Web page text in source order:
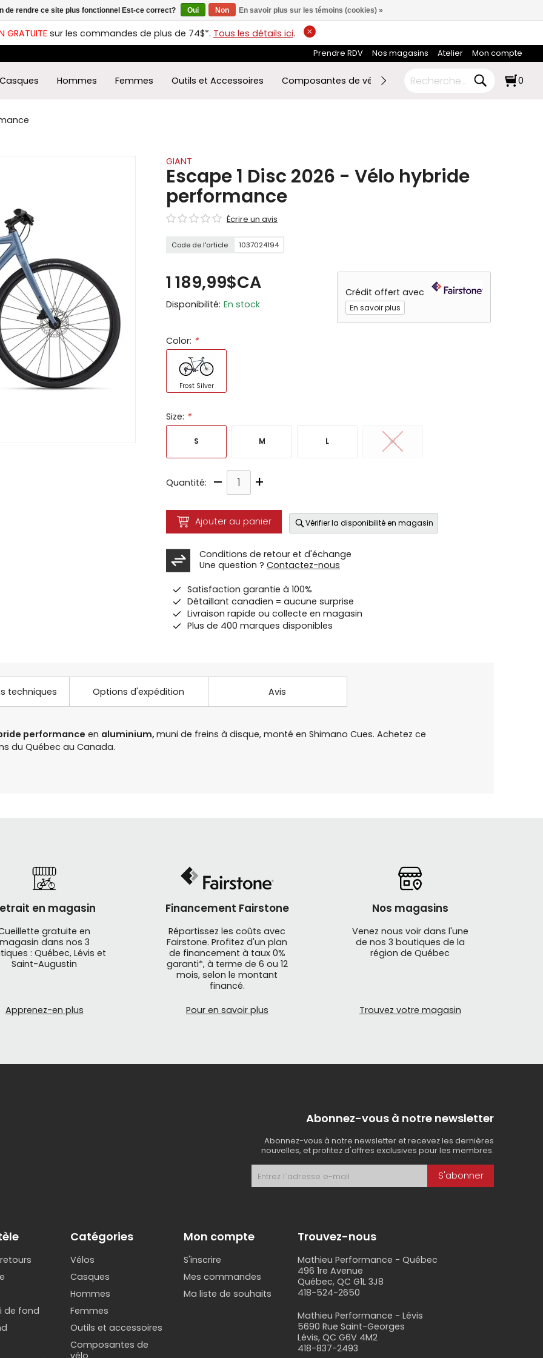
GRATUITEsur les commandes de plus de 74$*. Tous les détails ici.
Prendre RDV Nos magasins Atelier Mon compte
Casques Hommes Femmes Outils et Accessoires Composantes de vélo Ski de fond RABAIS FIN DE
0
GIANT
Escape 1 Disc 2026 - Vélo hybride
performance
Écrire un avis
Code de l'article 1037024194
1 189,99$CA
Disponibilité: En stock
Crédit offert avec
En savoir plus
Color: *
Frost Silver
Size: *
S M L XL
Quantité: – +
Ajouter au panier Vérifier la disponibilité en magasin
Conditions de retour et d'échange
Une question ? Contactez-nous
Satisfaction garantie à 100%
Détaillant canadien = aucune surprise
Livraison rapide ou collecte en magasin
Plus de 400 marques disponibles
techniques Options d'expédition Avis
performance en aluminium, muni de freins à disque, monté en Shimano Cues. Achetez ce
du Québec au Canada.
en magasin
gratuite en
magasin dans nos 3
: Québec, Lévis et
Saint-Augustin
Apprenez-en plus
Financement Fairstone
Répartissez les coûts avec
Fairstone. Profitez d'un plan
de financement à taux 0%
garanti*, à terme de 6 ou 12
mois, selon le montant
financé.
Pour en savoir plus
Nos magasins
Venez nous voir dans l'une
de nos 3 boutiques de la
région de Québec
Trouvez votre magasin
Abonnez-vous à notre newsletter
Abonnez-vous à notre newsletter et recevez les dernières
nouvelles, et profitez d'offres exclusives pour les membres.
S'abonner
de fond
Catégories
Vélos
Casques
Hommes
Femmes
Outils et accessoires
Composantes de
vélo
Mon compte
S'inscrire
Mes commandes
Ma liste de souhaits
Trouvez-nous
Mathieu Performance - Québec
496 1re Avenue
Québec, QC G1L 3J8
418-524-2650
Mathieu Performance - Lévis
5690 Rue Saint-Georges
Lévis, QC G6V 4M2
418-837-2493
de rendre ce site plus fonctionnel Est-ce correct? Oui Non En savoir plus sur les témoins (cookies) »